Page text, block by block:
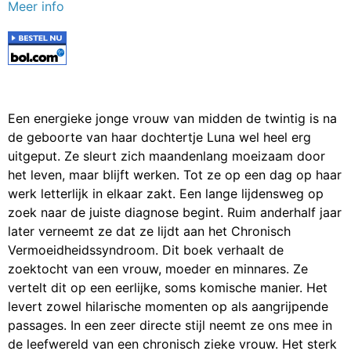
Meer info
Een energieke jonge vrouw van midden de twintig is na
de geboorte van haar dochtertje Luna wel heel erg
uitgeput. Ze sleurt zich maandenlang moeizaam door
het leven, maar blijft werken. Tot ze op een dag op haar
werk letterlijk in elkaar zakt. Een lange lijdensweg op
zoek naar de juiste diagnose begint. Ruim anderhalf jaar
later verneemt ze dat ze lijdt aan het Chronisch
Vermoeidheidssyndroom. Dit boek verhaalt de
zoektocht van een vrouw, moeder en minnares. Ze
vertelt dit op een eerlijke, soms komische manier. Het
levert zowel hilarische momenten op als aangrijpende
passages. In een zeer directe stijl neemt ze ons mee in
de leefwereld van een chronisch zieke vrouw. Het sterk